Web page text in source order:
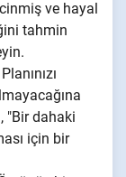
ve hayal
tahmin
Planınızı
"Bir dahaki
için bir